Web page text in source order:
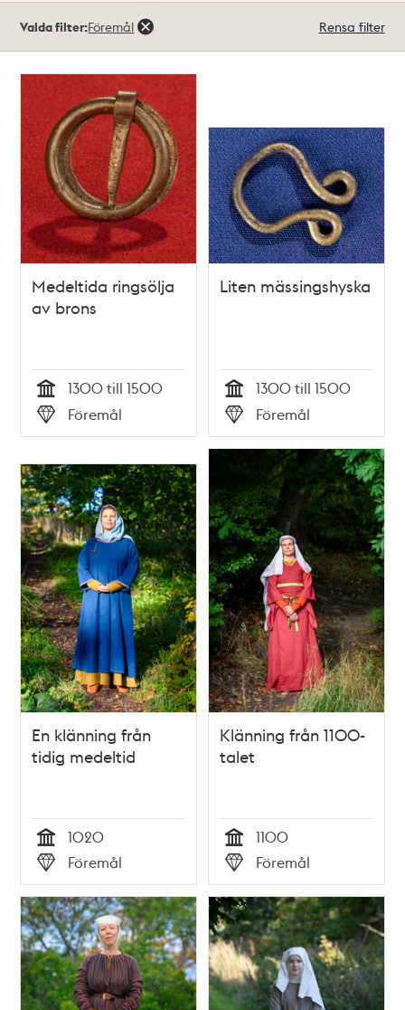
träffar
Valda filter:Föremål Rensa filter
Medeltida ringsölja
av brons
Tid
1300 till 1500
Typ
Föremål
Liten mässingshyska
Tid
1300 till 1500
Typ
Föremål
En klänning från
tidig medeltid
Tid
1020
Typ
Föremål
Klänning från 1100-
talet
Tid
1100
Typ
Föremål